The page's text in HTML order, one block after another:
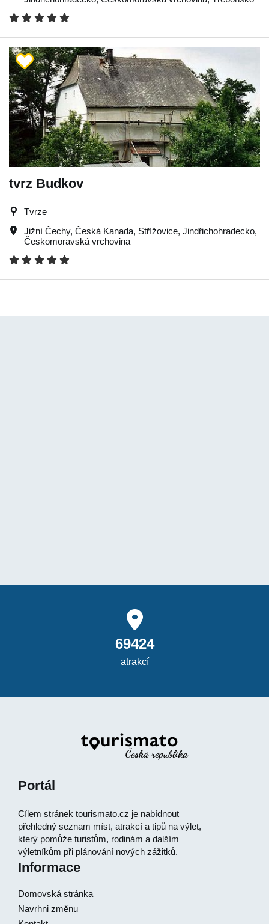
tvrz Budkov
Tvrze
Jižní Čechy, Česká Kanada, Střížovice, Jindřichohradecko,
Českomoravská vrchovina
69424
atrakcí
Portál
Cílem stránek tourismato.cz je nabídnout
přehledný seznam míst, atrakcí a tipů na výlet,
který pomůže turistům, rodinám a dalším
výletníkům při plánování nových zážitků.
Informace
Domovská stránka
Navrhni změnu